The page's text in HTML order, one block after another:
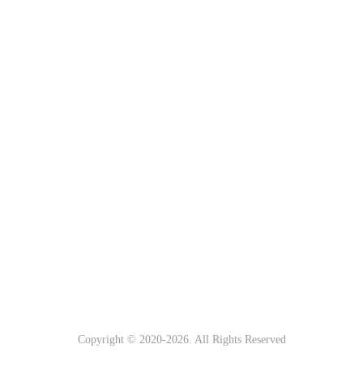
Copyright © 2020-2026. All Rights Reserved